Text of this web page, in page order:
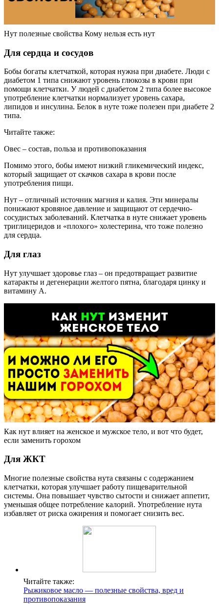
Нут полезные свойства Кому нельзя есть нут
Для сердца и сосудов
Бобы богаты клетчаткой, которая нужна при диабете. Люди с
диабетом 1 типа снижают уровень глюкозы в крови при
помощи клетчатки. У людей с диабетом 2 типа более высокое
употребление клетчатки нормализует уровень сахара,
липидов и инсулина. Белок в нуте тоже полезен при диабете 2
типа.
Читайте также:
Овес – состав, польза и противопоказания
Помимо этого, бобы имеют низкий гликемический индекс,
который защищает от скачков сахара в крови после
употребления пищи.
Нут – отличный источник магния и калия. Эти минералы
понижают кровяное давление и защищают от сердечно-
сосудистых заболеваний. Клетчатка в нуте снижает уровень
триглицеридов и «плохого» холестерина, что тоже полезно
для сердца.
Для глаз
Нут улучшает здоровье глаз – он предотвращает развитие
катаракты и дегенерации желтого пятна, благодаря цинку и
витамину А.
Как нут влияет на женское и мужское тело, и вот что будет,
если заменить горохом
Для ЖКТ
Многие полезные свойства нута связаны с содержанием
клетчатки, которая улучшает работу пищеварительной
системы. Она повышает чувство сытости и снижает аппетит,
уменьшая общее потребление калорий. Употребление нута
избавляет от риска ожирения и помогает снизить вес.
Читайте также:
Рыжиковое масло — полезные свойства, вред и
противопоказания